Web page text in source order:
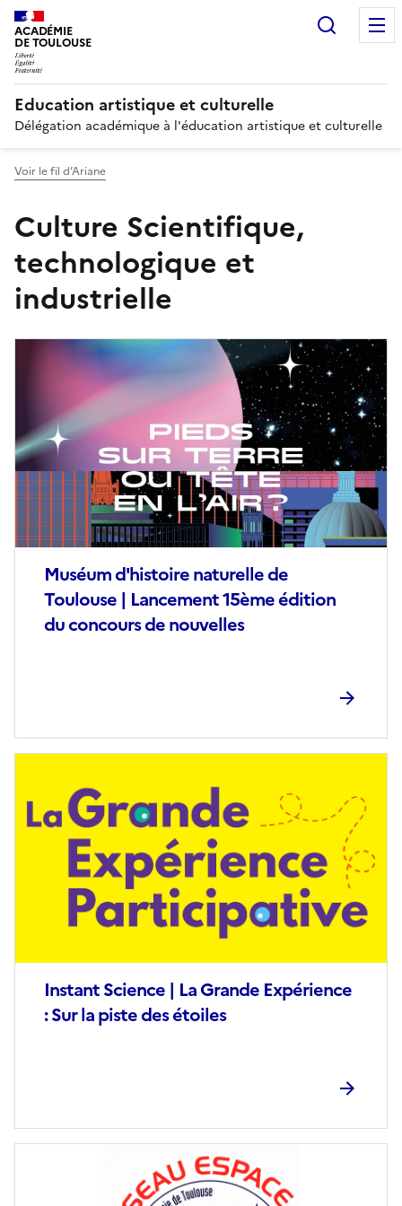
ACADÉMIE
DE TOULOUSE
Education artistique et culturelle
Délégation académique à l'éducation artistique et culturelle
Voir le fil d’Ariane
Culture Scientifique,
technologique et
industrielle
Muséum d'histoire naturelle de
Toulouse | Lancement 15ème édition
du concours de nouvelles
Image
(conseillée)
Instant Science | La Grande Expérience
: Sur la piste des étoiles
couverture
(conseillée)